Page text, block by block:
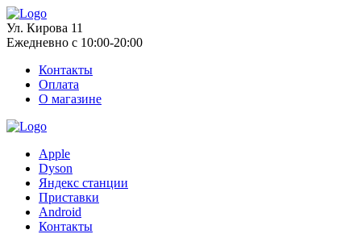
Ул. Кирова 11
Ежедневно с 10:00-20:00
Контакты
Оплата
О магазине
Apple
Dyson
Яндекс станции
Приставки
Android
Контакты